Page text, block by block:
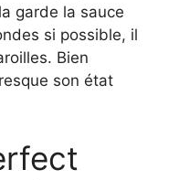
garde la sauce
si possible, il
Bien
son état